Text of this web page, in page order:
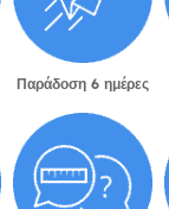
Παράδοση 6 ημέρες